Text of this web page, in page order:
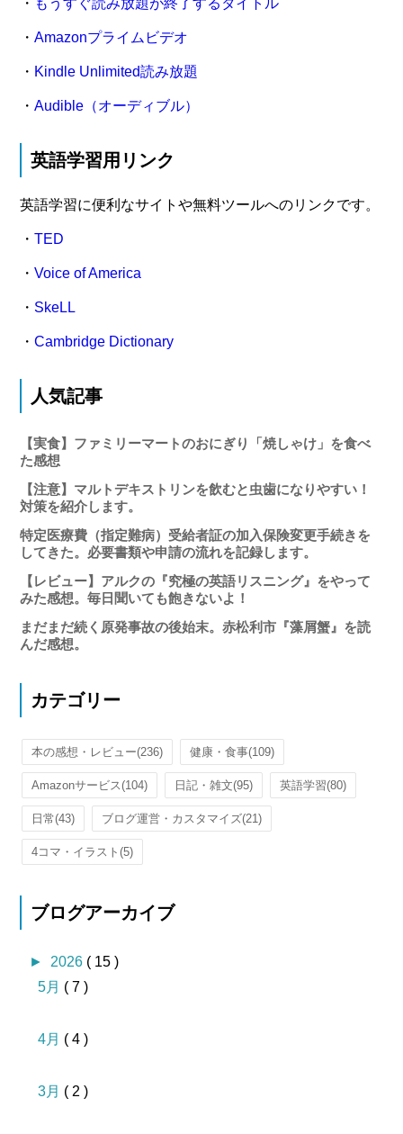
・Amazonプライムビデオ
・ Kindle Unlimited読み放題
・Audible（オーディブル）
英語学習用リンク
英語学習に便利なサイトや無料ツールへのリンクです。
・TED
・Voice of America
・ SkeLL
・Cambridge Dictionary
人気記事
【実食】ファミリーマートのおにぎり「焼しゃけ」を食べ
た感想
【注意】マルトデキストリンを飲むと虫歯になりやすい！
対策を紹介します。
特定医療費（指定難病）受給者証の加入保険変更手続きを
してきた。必要書類や申請の流れを記録します。
【レビュー】アルクの『究極の英語リスニング』をやって
みた感想。毎日聞いても飽きないよ！
まだまだ続く原発事故の後始末。赤松利市『藻屑蟹』を読
んだ感想。
カテゴリー
本の感想・レビュー(236) 健康・食事(109)
Amazonサービス(104) 日記・雑文(95) 英語学習(80)
日常(43) ブログ運営・カスタマイズ(21)
4コマ・イラスト(5)
ブログアーカイブ
► 2026 ( 15 )
5月 ( 7 )
4月 ( 4 )
3月 ( 2 )